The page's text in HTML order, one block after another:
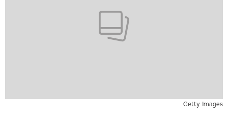
Getty Images